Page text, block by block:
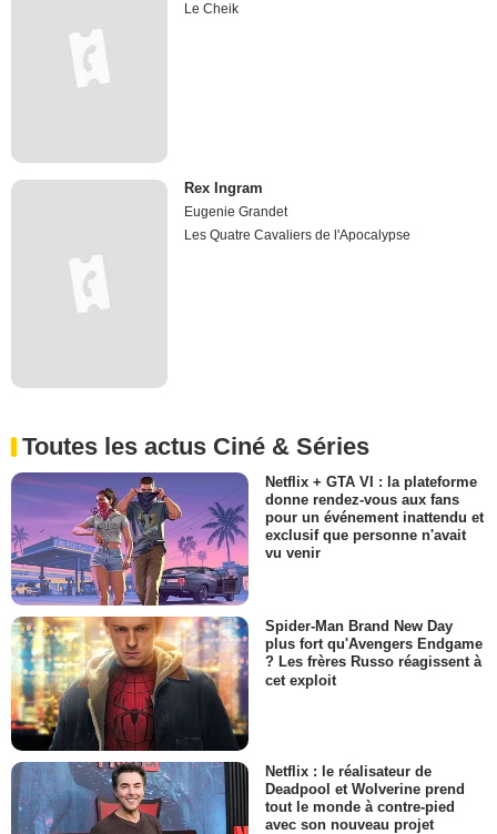
Le Cheik
Rex Ingram
Eugenie Grandet
Les Quatre Cavaliers de l'Apocalypse
Toutes les actus Ciné & Séries
Netflix + GTA VI : la plateforme
donne rendez-vous aux fans
pour un événement inattendu et
exclusif que personne n'avait
vu venir
Spider-Man Brand New Day
plus fort qu'Avengers Endgame
? Les frères Russo réagissent à
cet exploit
Netflix : le réalisateur de
Deadpool et Wolverine prend
tout le monde à contre-pied
avec son nouveau projet